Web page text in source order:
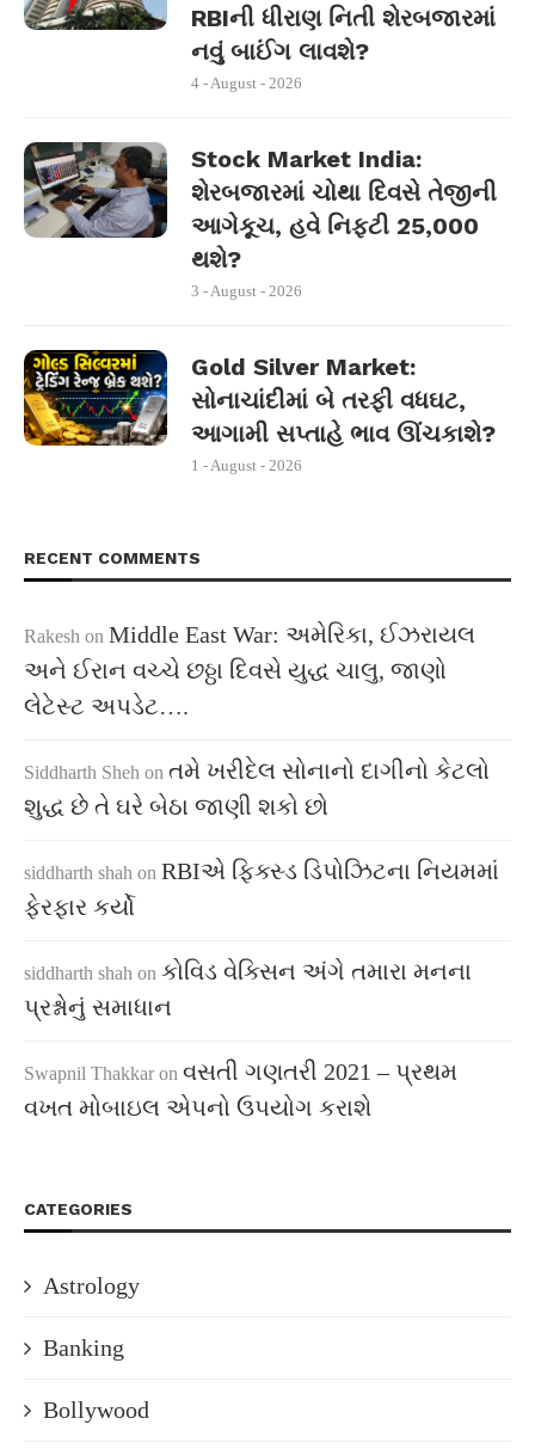
RBIની ધીરાણ નિતી શેરબજારમાં
નવું બાઈંગ લાવશે?
4 - August - 2026
Stock Market India:
શેરબજારમાં ચોથા દિવસે તેજીની
આગેકૂચ, હવે નિફ્ટી 25,000
થશે?
3 - August - 2026
Gold Silver Market:
સોનાચાંદીમાં બે તરફી વધઘટ,
આગામી સપ્તાહે ભાવ ઊંચકાશે?
1 - August - 2026
RECENT COMMENTS
Rakesh on Middle East War: અમેરિકા, ઈઝરાયલ
અને ઈરાન વચ્ચે છઠ્ઠા દિવસે યુદ્ધ ચાલુ, જાણો
લેટેસ્ટ અપડેટ….
Siddharth Sheh on તમે ખરીદેલ સોનાનો દાગીનો કેટલો
શુદ્ધ છે તે ઘરે બેઠા જાણી શકો છો
siddharth shah on RBIએ ફિક્સ્ડ ડિપોઝિટના નિયમમાં
ફેરફાર કર્યો
siddharth shah on કોવિડ વેક્સિન અંગે તમારા મનના
પ્રશ્નોનું સમાધાન
Swapnil Thakkar on વસતી ગણતરી 2021 – પ્રથમ
વખત મોબાઇલ એપનો ઉપયોગ કરાશે
CATEGORIES
Astrology
Banking
Bollywood